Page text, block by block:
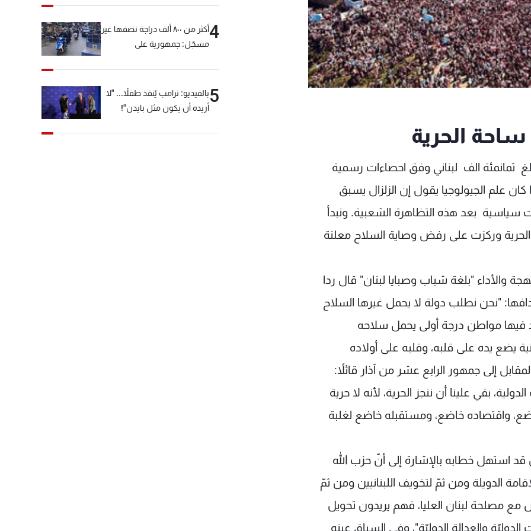
الحرية
ثمانمئة الف لبناني وفق احصاءات رسمية
كان علم الجيولوجيا يقول إن الزلزال يسبق
بعد هذه التظاهرة الشعبية. ونبدأ
الحرية وركزت على رفض وصاية السلاح معلنة
والأداء "بلغة شباب وصبايا لبنان" قال ردا
"نحن نطلب دولة لا يحمل غيرها السلاح
فيها مواطن درجة أولى يحمل سلاحه
يضع يده على قلبه، وقلبه على أولاده
إلى جمهور الرابع عشر من آذار قائلاً:
بقي علينا أن ننجز الحرية، لأنه لا حرية
واقتصاده خاضع، ومستقبله خاضع لغلبة
قد استهل خطابه بالإشارة إلى أنّ حزب الله
الدويلة ومن ثمّ لتخويف اللبنانيين ومن ثمّ
مع مصلحة لبنان العليا، فهم يريدون تحويل
والعدالة الدوليّة"، وفي السياق عينه
4
أكثر من ٨٠٠ ألف دراجة نصفها غير
مسجّل: جمهورية على
5بالفيديو: ترامب يُنقذ طفلاً... "لا
أريده أن يكون مثل بايدن"!